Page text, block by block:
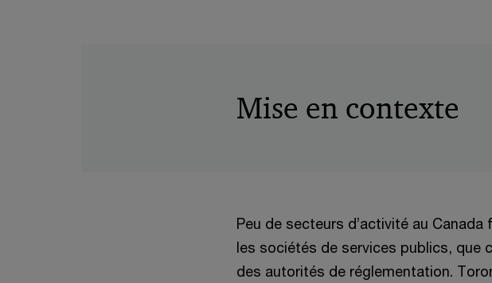
Mise en contexte
Peu de secteurs d’activité au
les sociétés de services publics, que
des autorités de réglementation.